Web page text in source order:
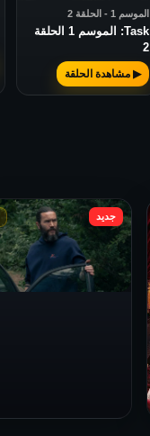
الموسم 1 - الحلقة 2
Task: الموسم 1 الحلقة
2
▶ مشاهدة الحلقة
جديد